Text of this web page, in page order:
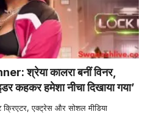
श्रेया कालरा बनीं विनर,
कहकर हमेशा नीचा दिखाया गया’
एक्ट्रेस और सोशल मीडिया